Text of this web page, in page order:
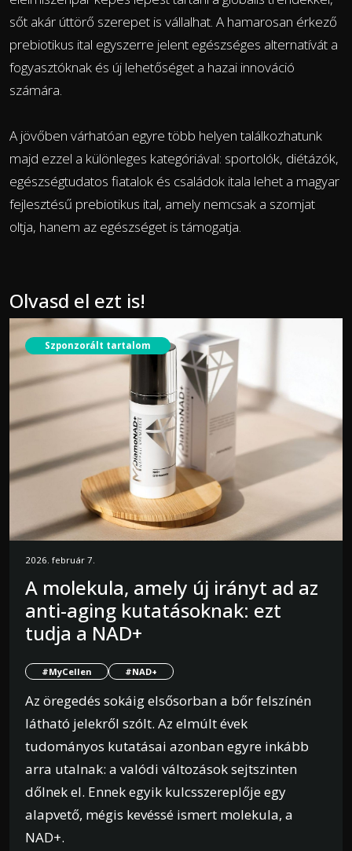
sőt akár úttörő szerepet is vállalhat. A hamarosan érkező
prebiotikus ital egyszerre jelent egészséges alternatívát a
fogyasztóknak és új lehetőséget a hazai innováció
számára.
A jövőben várhatóan egyre több helyen találkozhatunk
majd ezzel a különleges kategóriával: sportolók, diétázók,
egészségtudatos fiatalok és családok itala lehet a magyar
fejlesztésű prebiotikus ital, amely nemcsak a szomjat
oltja, hanem az egészséget is támogatja.
Olvasd el ezt is!
Szponzorált tartalom
2026. február 7.
A molekula, amely új irányt ad az
anti-aging kutatásoknak: ezt
tudja a NAD+
#MyCellen #NAD+
Az öregedés sokáig elsősorban a bőr felszínén
látható jelekről szólt. Az elmúlt évek
tudományos kutatásai azonban egyre inkább
arra utalnak: a valódi változások sejtszinten
dőlnek el. Ennek egyik kulcsszereplője egy
alapvető, mégis kevéssé ismert molekula, a
NAD+.